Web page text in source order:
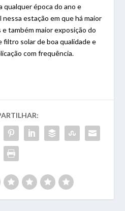
qualquer época do ano e
estação em que há maior
também maior exposição do
filtro solar de boa qualidade e
com frequência.